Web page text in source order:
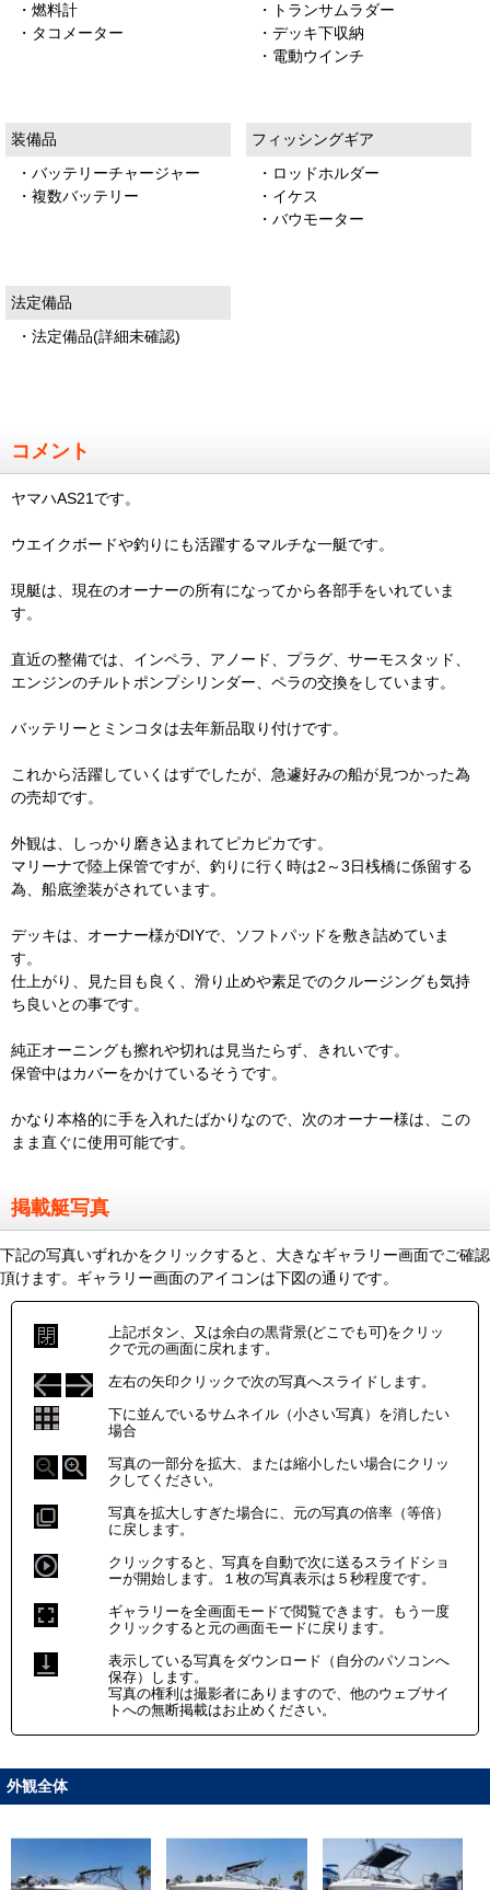
・燃料計
・タコメーター
・トランサムラダー
・デッキ下収納
・電動ウインチ
装備品
・バッテリーチャージャー
・複数バッテリー
フィッシングギア
・ロッドホルダー
・イケス
・バウモーター
法定備品
・法定備品(詳細未確認)
コメント
ヤマハAS21です。
ウエイクボードや釣りにも活躍するマルチな一艇です。
現艇は、現在のオーナーの所有になってから各部手をいれていま
す。
直近の整備では、インペラ、アノード、プラグ、サーモスタッド、
エンジンのチルトポンプシリンダー、ペラの交換をしています。
バッテリーとミンコタは去年新品取り付けです。
これから活躍していくはずでしたが、急遽好みの船が見つかった為
の売却です。
外観は、しっかり磨き込まれてピカピカです。
マリーナで陸上保管ですが、釣りに行く時は2～3日桟橋に係留する
為、船底塗装がされています。
デッキは、オーナー様がDIYで、ソフトパッドを敷き詰めていま
す。
仕上がり、見た目も良く、滑り止めや素足でのクルージングも気持
ち良いとの事です。
純正オーニングも擦れや切れは見当たらず、きれいです。
保管中はカバーをかけているそうです。
かなり本格的に手を入れたばかりなので、次のオーナー様は、この
まま直ぐに使用可能です。
掲載艇写真
下記の写真いずれかをクリックすると、大きなギャラリー画面でご確認
頂けます。ギャラリー画面のアイコンは下図の通りです。
上記ボタン、又は余白の黒背景(どこでも可)をクリッ
クで元の画面に戻れます。
左右の矢印クリックで次の写真へスライドします。
下に並んでいるサムネイル（小さい写真）を消したい
場合
写真の一部分を拡大、または縮小したい場合にクリッ
クしてください。
写真を拡大しすぎた場合に、元の写真の倍率（等倍）
に戻します。
クリックすると、写真を自動で次に送るスライドショ
ーが開始します。１枚の写真表示は５秒程度です。
ギャラリーを全画面モードで閲覧できます。もう一度
クリックすると元の画面モードに戻ります。
表示している写真をダウンロード（自分のパソコンへ
保存）します。
写真の権利は撮影者にありますので、他のウェブサイ
トへの無断掲載はお止めください。
外観全体